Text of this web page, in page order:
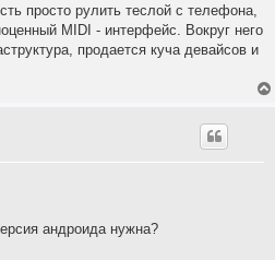
просто рулить теслой с телефона,
MIDI - интерфейс. Вокруг него
продается куча девайсов и
андроида нужна?